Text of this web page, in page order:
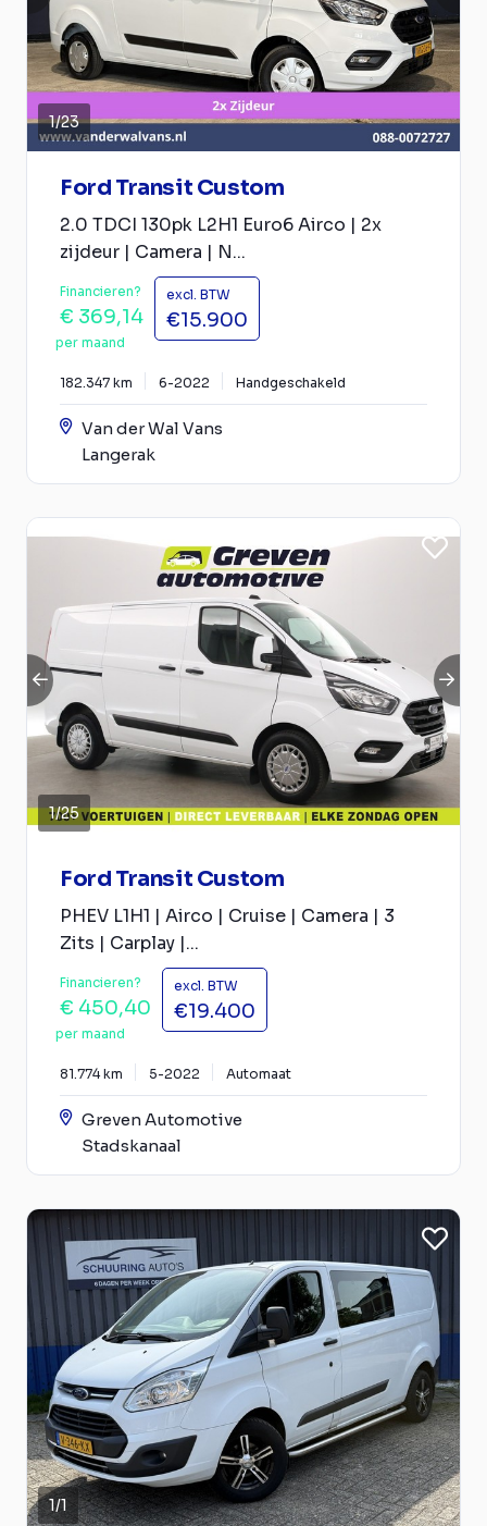
1/23
Ford Transit Custom
2.0 TDCI 130pk L2H1 Euro6 Airco | 2x
zijdeur | Camera | N...
Financieren?
€ 369,14
per maand
excl. BTW
€15.900
182.347 km 6-2022 Handgeschakeld
Van der Wal Vans
Langerak
1/25
Ford Transit Custom
PHEV L1H1 | Airco | Cruise | Camera | 3
Zits | Carplay |...
Financieren?
€ 450,40
per maand
excl. BTW
€19.400
81.774 km 5-2022 Automaat
Greven Automotive
Stadskanaal
1/1